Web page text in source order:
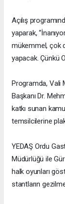
Açılış
yaparak,
mükemmel, çok
yapacak. Çünkü
Programda, Vali
Başkanı Dr.
katkı sunan
temsilcilerine
YEDAŞ Ordu
Müdürlüğü ile
halk oyunları
stantların